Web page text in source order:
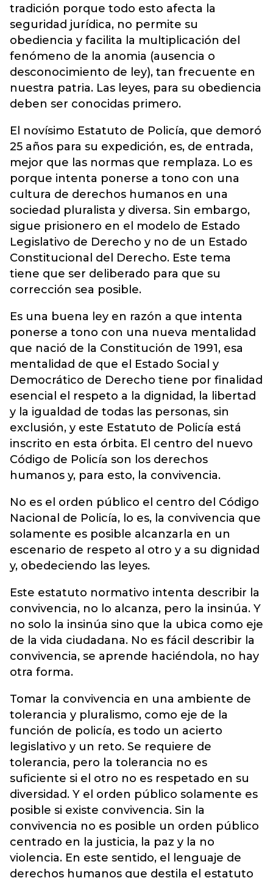
tradición porque todo esto afecta la
seguridad jurídica, no permite su
obediencia y facilita la multiplicación del
fenómeno de la anomia (ausencia o
desconocimiento de ley), tan frecuente en
nuestra patria. Las leyes, para su obediencia
deben ser conocidas primero.
El novísimo Estatuto de Policía, que demoró
25 años para su expedición, es, de entrada,
mejor que las normas que remplaza. Lo es
porque intenta ponerse a tono con una
cultura de derechos humanos en una
sociedad pluralista y diversa. Sin embargo,
sigue prisionero en el modelo de Estado
Legislativo de Derecho y no de un Estado
Constitucional del Derecho. Este tema
tiene que ser deliberado para que su
corrección sea posible.
Es una buena ley en razón a que intenta
ponerse a tono con una nueva mentalidad
que nació de la Constitución de 1991, esa
mentalidad de que el Estado Social y
Democrático de Derecho tiene por finalidad
esencial el respeto a la dignidad, la libertad
y la igualdad de todas las personas, sin
exclusión, y este Estatuto de Policía está
inscrito en esta órbita. El centro del nuevo
Código de Policía son los derechos
humanos y, para esto, la convivencia.
No es el orden público el centro del Código
Nacional de Policía, lo es, la convivencia que
solamente es posible alcanzarla en un
escenario de respeto al otro y a su dignidad
y, obedeciendo las leyes.
Este estatuto normativo intenta describir la
convivencia, no lo alcanza, pero la insinúa. Y
no solo la insinúa sino que la ubica como eje
de la vida ciudadana. No es fácil describir la
convivencia, se aprende haciéndola, no hay
otra forma.
Tomar la convivencia en una ambiente de
tolerancia y pluralismo, como eje de la
función de policía, es todo un acierto
legislativo y un reto. Se requiere de
tolerancia, pero la tolerancia no es
suficiente si el otro no es respetado en su
diversidad. Y el orden público solamente es
posible si existe convivencia. Sin la
convivencia no es posible un orden público
centrado en la justicia, la paz y la no
violencia. En este sentido, el lenguaje de
derechos humanos que destila el estatuto